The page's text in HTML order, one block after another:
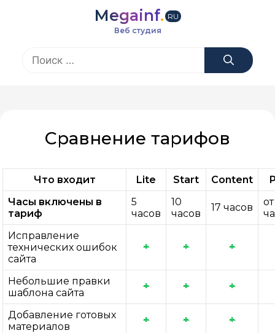
Megainf. RU
Веб студия
Сравнение тарифов
Что входит Lite Start Content
Часы включены в
тариф
5
часов
10
часов
17 часов
Исправление
технических ошибок
сайта
+ + +
Небольшие правки
шаблона сайта
+ + +
Добавление готовых
материалов
+ + +